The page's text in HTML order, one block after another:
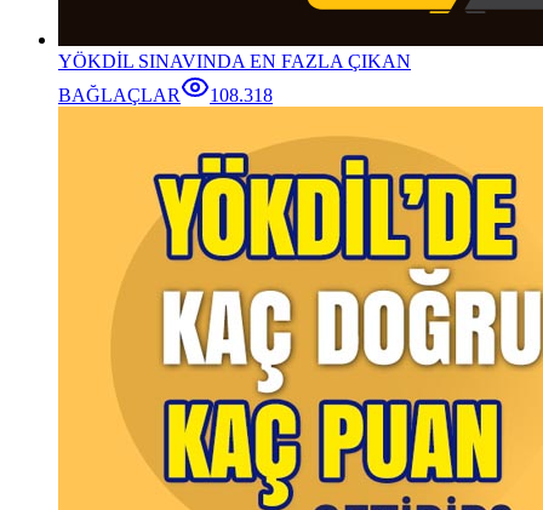
YÖKDİL SINAVINDA EN FAZLA ÇIKAN
BAĞLAÇLAR
108.318